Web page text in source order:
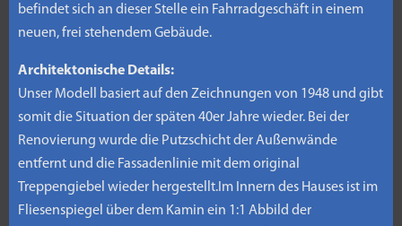
befindet sich an dieser Stelle ein Fahrradgeschäft in einem
neuen, frei stehendem Gebäude.
Architektonische Details:
Unser Modell basiert auf den Zeichnungen von 1948 und gibt
somit die Situation der späten 40er Jahre wieder. Bei der
Renovierung wurde die Putzschicht der Außenwände
entfernt und die Fassadenlinie mit dem original
Treppengiebel wieder hergestellt.Im Innern des Hauses ist im
Fliesenspiegel über dem Kamin ein 1:1 Abbild der